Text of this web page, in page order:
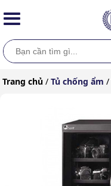
Trang chủ / Tủ chống ẩm /